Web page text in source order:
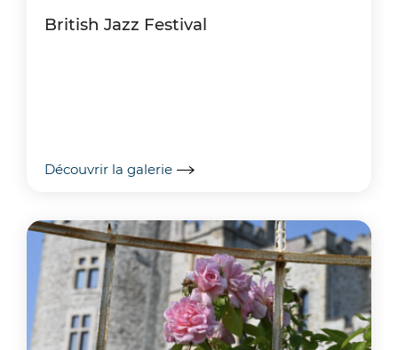
British Jazz Festival
Découvrir la galerie